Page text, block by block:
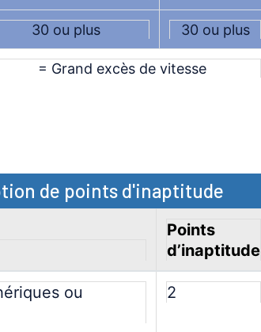
30 ou plus 30 ou plus
= Grand excès de vitesse
de points d'inaptitude
Points
d’inaptitude
ou
2